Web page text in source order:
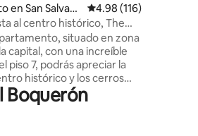
de 5, 105 reseñas
en San Salvad
Calificación promedio:
4.98 (116)
al centro histórico, The
situado en zona
capital, con una increíble
piso 7, podrás apreciar la
histórico y los cerros
El espacio
y con seguridad las
Boquerón